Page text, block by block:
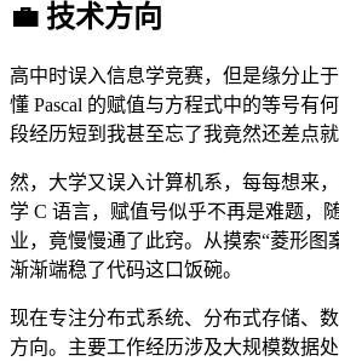
💼 技术方向
高中时误入信息学竞赛，但是缘分止
懂 Pascal 的赋值与方程式中的等号有
段经历短到我甚至忘了我竟然还差点就
然，大学又误入计算机系，每每想来
学 C 语言，赋值号似乎不再是难题，
业，竟慢慢通了此窍。从摸索“菱形图
渐渐端稳了代码这口饭碗。
现在专注分布式系统、分布式存储、
方向。主要工作经历涉及大规模数据